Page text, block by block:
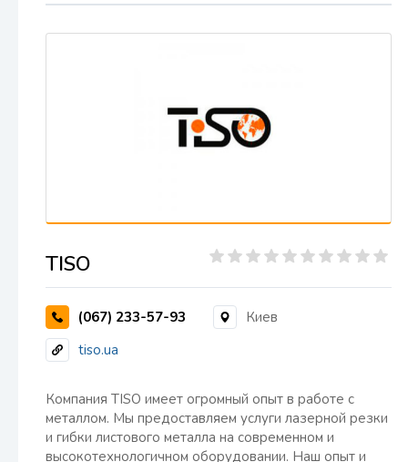
TISO
(067) 233-57-93
Киев
tiso.ua
Компания TISO имеет огромный опыт в работе с
металлом. Мы предоставляем услуги лазерной резки
и гибки листового металла на современном и
высокотехнологичном оборудовании. Наш опыт и